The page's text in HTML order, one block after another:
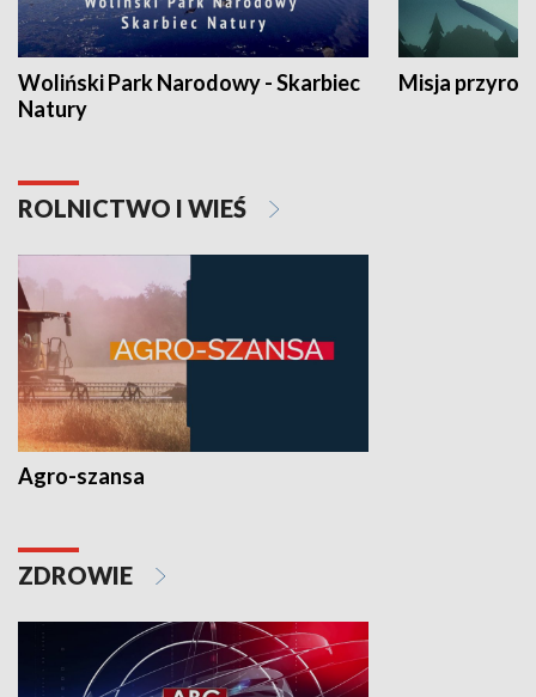
Woliński Park Narodowy - Skarbiec
Natury
Misja
ROLNICTWO I WIEŚ
Agro-szansa
ZDROWIE